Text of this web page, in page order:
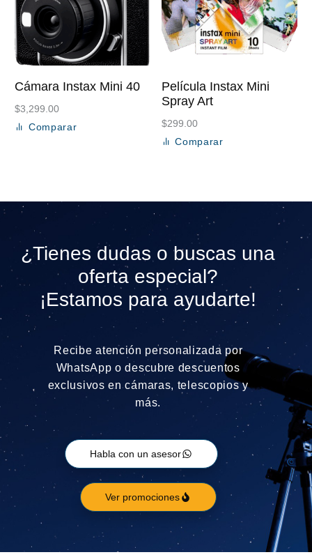
Cámara Instax Mini 40
$3,299.00
Añadir al carrito
Comparar
Película Instax Mini
Spray Art
$299.00
Añadir al carrito
Comparar
¿Tienes dudas o buscas una
oferta especial?
¡Estamos para ayudarte!
Recibe atención personalizada por
WhatsApp o descubre descuentos
exclusivos en cámaras, telescopios y
más.
Habla con un asesor
Ver promociones